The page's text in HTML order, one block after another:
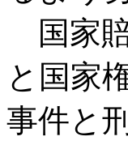
国家
と国家
事件と